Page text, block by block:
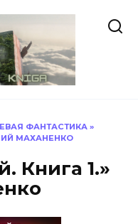
ФАНТАСТИКА »
МАХАНЕНКО
Книга 1.»